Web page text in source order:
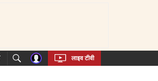
Tamil Kannada Malayalam
लाइव टीवी